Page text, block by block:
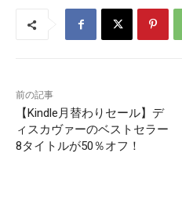
前の記事
【Kindle月替わりセール】デ
ィスカヴァーのベストセラー
8タイトルが50％オフ！